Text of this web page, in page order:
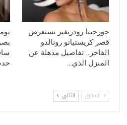
جورجينا رودريغيز تستعرض
قصر كريستيانو رونالدو
الفاخر.. تفاصيل مذهلة عن
المنزل الذي…
السابق التالي